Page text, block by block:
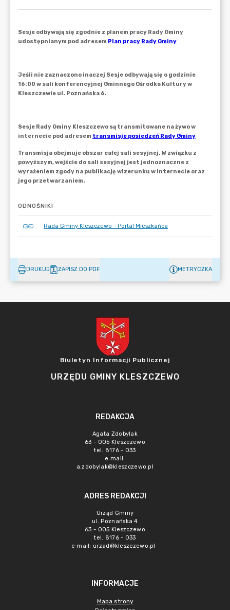
ODNOŚNIKI
Rada Gminy Kleszczewo - Portal Mieszkańca
DRUKUJ ZAPISZ DO PDF METRYCZKA
Biuletyn Informacji Publicznej
URZĘDU GMINY KLESZCZEWO
REDAKCJA
Agata Zdobylak
63 - 005 Kleszczewo
tel. 8176 - 033
e mail:
a.zdobylak@kleszczewo.pl
ADRES REDAKCJI
Urząd Gminy
ul. Poznańska 4
63 - 005 Kleszczewo
tel. 8176 - 033
e mail: urzad@kleszczewo.pl
INFORMACJE
Mapa strony